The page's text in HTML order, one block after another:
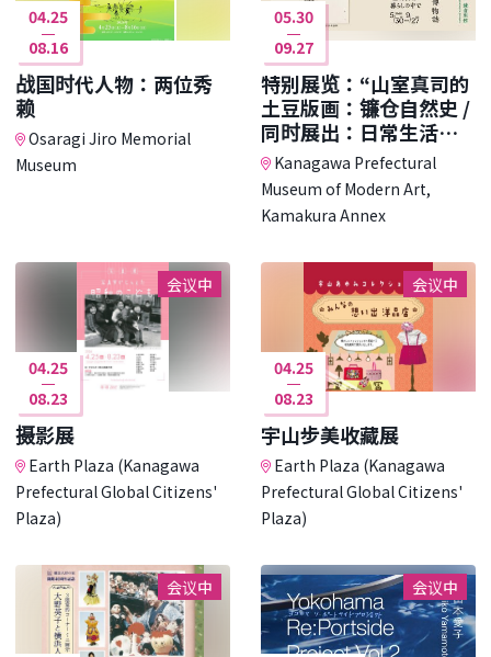
04.25
08.16
战国时代人物：两位秀
赖
Osaragi Jiro Memorial
Museum
05.30
09.27
特别展览：“山室真司的
土豆版画：镰仓自然史 /
同时展出：日常生活中
的收藏”
Kanagawa Prefectural
Museum of Modern Art,
Kamakura Annex
会议中
04.25
08.23
摄影展
Earth Plaza (Kanagawa
Prefectural Global Citizens'
Plaza)
会议中
04.25
08.23
宇山步美收藏展
Earth Plaza (Kanagawa
Prefectural Global Citizens'
Plaza)
会议中 会议中